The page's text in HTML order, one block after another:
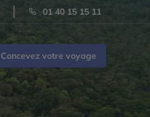
01 40 15 15 11
Concevez votre voyage